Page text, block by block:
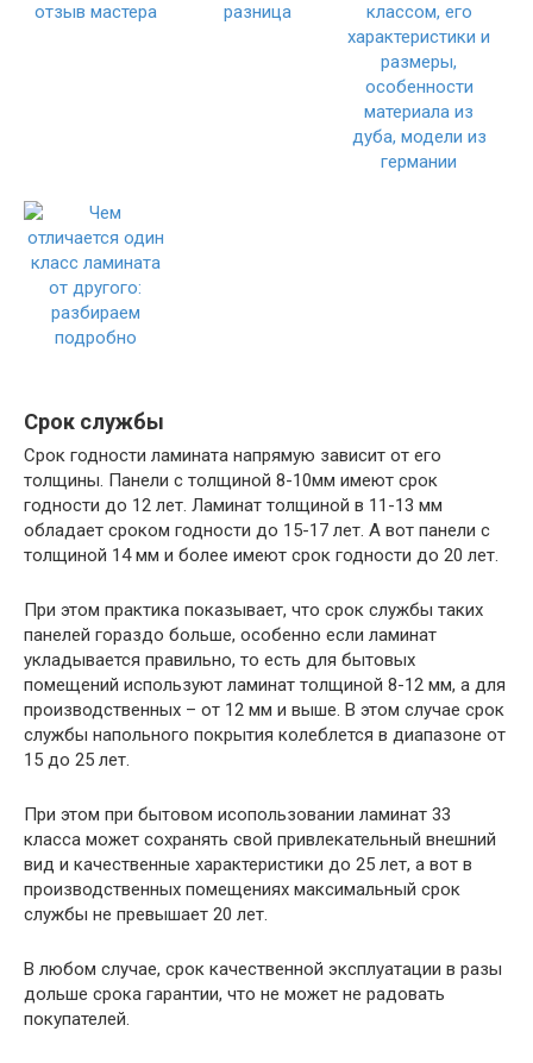
Срок службы
Срок годности ламината напрямую зависит от его
толщины. Панели с толщиной 8-10мм имеют срок
годности до 12 лет. Ламинат толщиной в 11-13 мм
обладает сроком годности до 15-17 лет. А вот панели с
толщиной 14 мм и более имеют срок годности до 20 лет.
При этом практика показывает, что срок службы таких
панелей гораздо больше, особенно если ламинат
укладывается правильно, то есть для бытовых
помещений используют ламинат толщиной 8-12 мм, а для
производственных – от 12 мм и выше. В этом случае срок
службы напольного покрытия колеблется в диапазоне от
15 до 25 лет.
При этом при бытовом исопользовании ламинат 33
класса может сохранять свой привлекательный внешний
вид и качественные характеристики до 25 лет, а вот в
производственных помещениях максимальный срок
службы не превышает 20 лет.
В любом случае, срок качественной эксплуатации в разы
дольше срока гарантии, что не может не радовать
покупателей.